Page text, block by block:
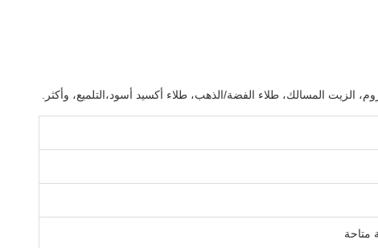
الزيت المسالك، طلاء الفضة/الذهب، طلاء أكسيد أسود،التلميع، وأكثر.